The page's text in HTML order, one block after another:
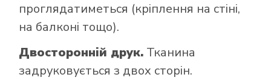
проглядатиметься (кріплення на стіні,
на балконі тощо).
Двосторонній друк. Тканина
задруковується з двох сторін.